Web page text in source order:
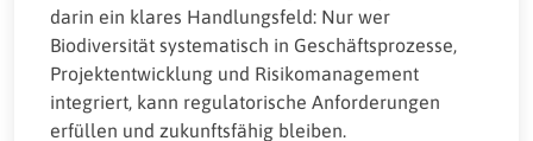
darin ein klares Handlungsfeld: Nur wer
Biodiversität systematisch in Geschäftsprozesse,
Projektentwicklung und Risikomanagement
integriert, kann regulatorische Anforderungen
erfüllen und zukunftsfähig bleiben.